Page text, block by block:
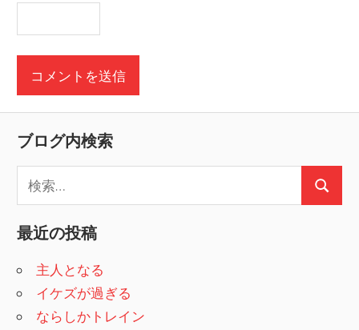
ブログ内検索
検
索
:
検
最近の投稿
主人となる
イケズが過ぎる
ならしかトレイン